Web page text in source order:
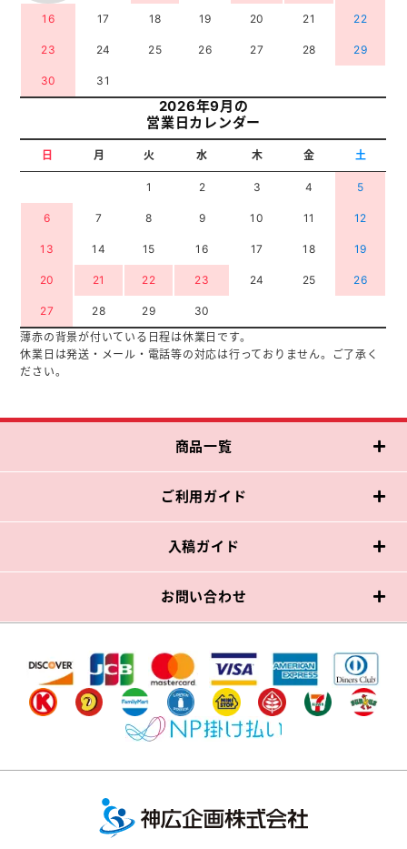
16 17 18 19 20 21 22
23 24 25 26 27 28 29
30 31
2026年9月の
営業日カレンダー
日 月 火 水 木 金 土
1 2 3 4 5
6 7 8 9 10 11 12
13 14 15 16 17 18 19
20 21 22 23 24 25 26
27 28 29
30
薄赤の背景が付いている日程は休業日です。
休業日は発送・メール・電話等の対応は行っておりません。ご了承く
ださい。
商品一覧
ご利用ガイド
入稿ガイド
お問い合わせ